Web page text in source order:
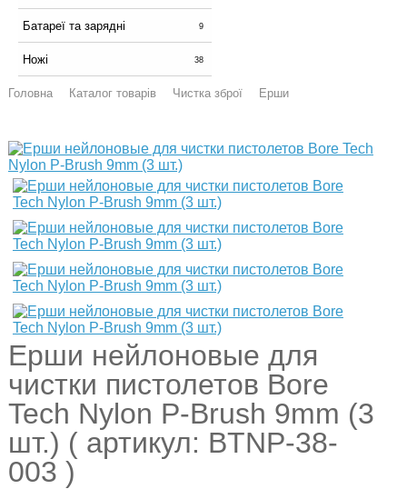
Батареї та зарядні 9
Ножі 38
Головна Каталог товарів Чистка зброї Ерши
Ерши нейлоновые для
чистки пистолетов Bore
Tech Nylon P-Brush 9mm (3
шт.) ( артикул: BTNP-38-
003 )